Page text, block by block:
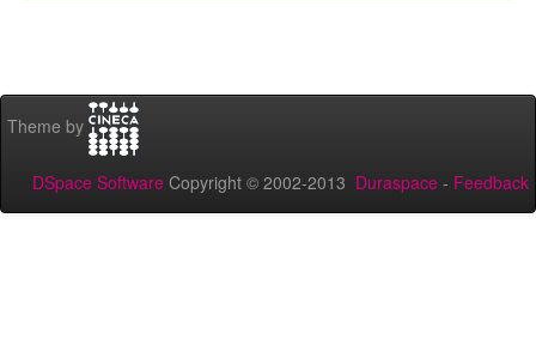
Theme by
DSpace Software Copyright © 2002-2013 Duraspace - Feedback